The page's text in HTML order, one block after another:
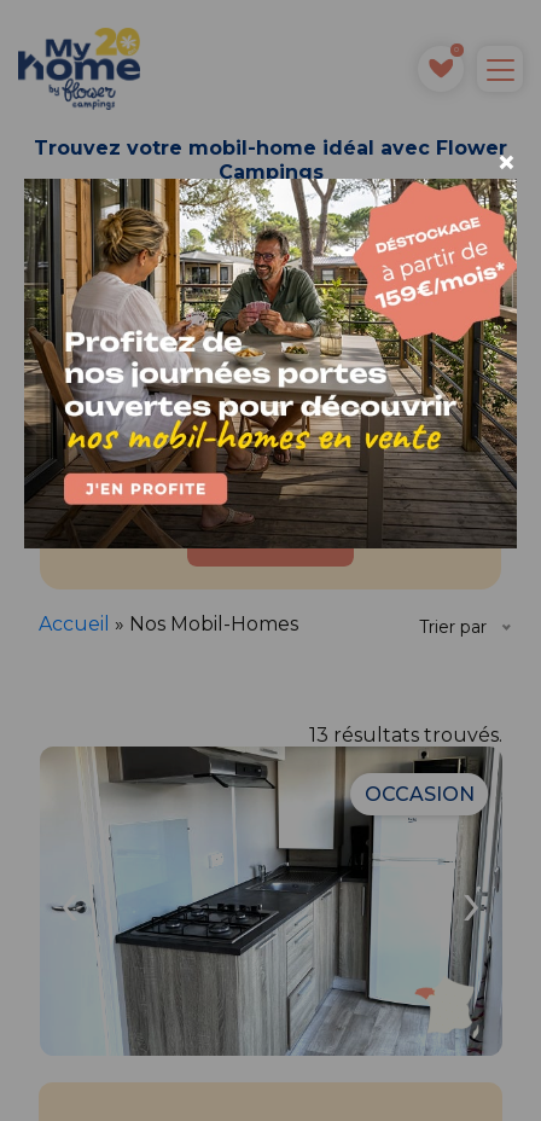
0
Trouvez votre mobil-home idéal avec Flower
Campings
Penmarc’h
Chambres
État
Rechercher
Trier par
Accueil » Nos Mobil-Homes
13 résultats trouvés.
OCCASION
‹ ›
×